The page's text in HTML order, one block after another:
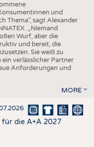
und
Thema", sagt Alexander
„Niemand
Wurf, aber die
und bereit, die
Sie weiß zu
ein verlässlicher Partner
Anforderungen und
MORE
die A+A 2027